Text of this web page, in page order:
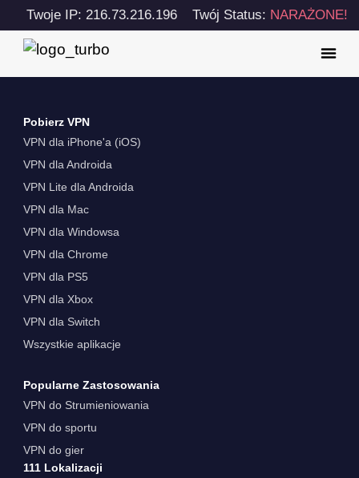
Twoje IP: 216.73.216.196 Twój Status: NARAŻONE!
Pobierz VPN
VPN dla iPhone'a (iOS)
VPN dla Androida
VPN Lite dla Androida
VPN dla Mac
VPN dla Windowsa
VPN dla Chrome
VPN dla PS5
VPN dla Xbox
VPN dla Switch
Wszystkie aplikacje
Popularne Zastosowania
VPN do Strumieniowania
VPN do sportu
VPN do gier
111 Lokalizacji